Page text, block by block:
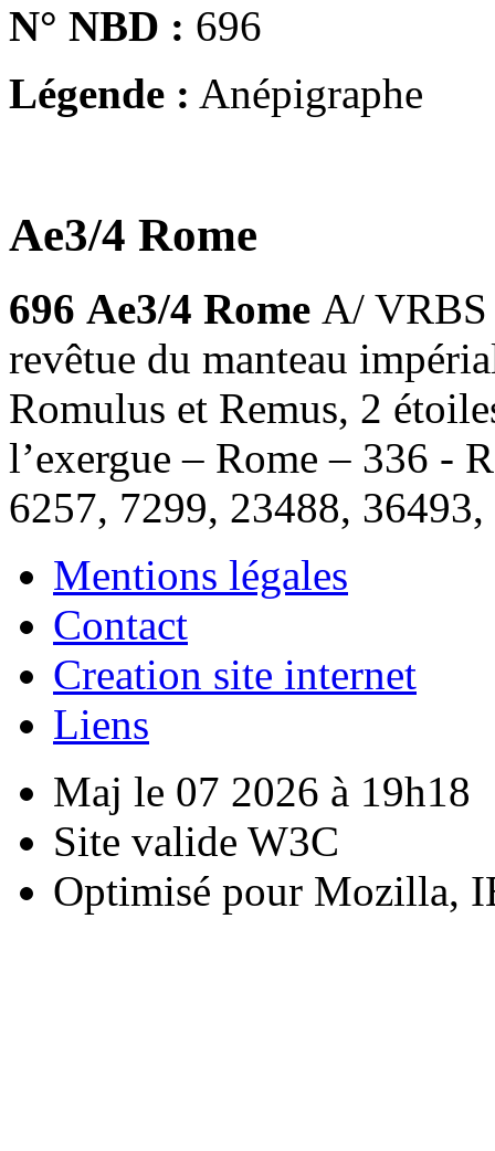
N° NBD : 696
Légende : Anépigraphe
Ae3/4 Rome
696 Ae3/4 Rome A/ VRBS
revêtue du manteau
Romulus et Remus, 2
l’exergue – Rome – 336 -
6257, 7299, 23488,
Mentions légales
Contact
Creation site internet
Liens
Maj le 07 2026 à 19h18
Site valide W3C
Optimisé pour Mozilla,